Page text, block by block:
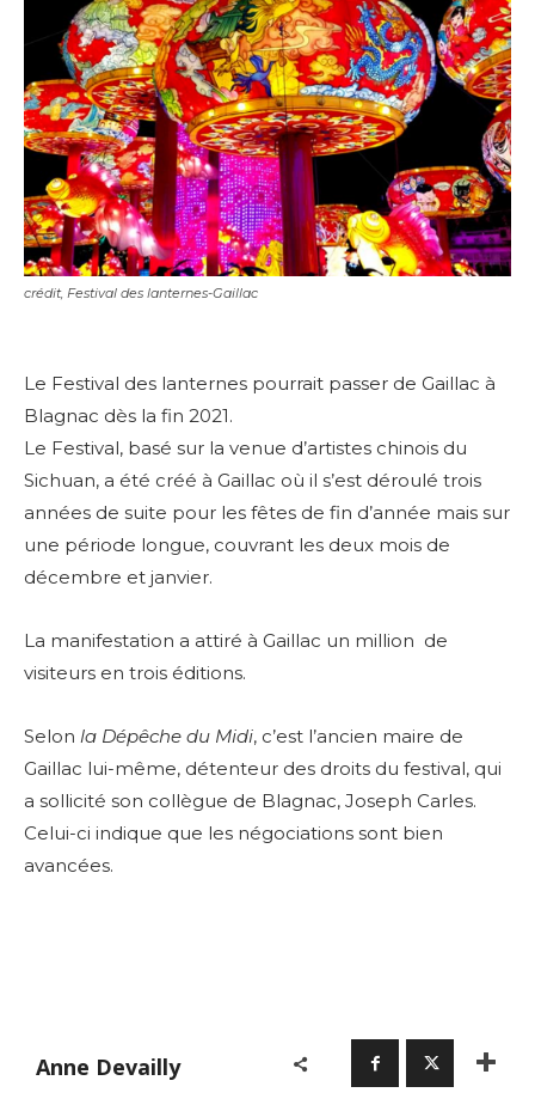
crédit, Festival des lanternes-Gaillac
Le Festival des lanternes pourrait passer de Gaillac à
Blagnac dès la fin 2021.
Le Festival, basé sur la venue d’artistes chinois du
Sichuan, a été créé à Gaillac où il s’est déroulé trois
années de suite pour les fêtes de fin d’année mais sur
une période longue, couvrant les deux mois de
décembre et janvier.
La manifestation a attiré à Gaillac un million de
visiteurs en trois éditions.
Selon la Dépêche du Midi, c’est l’ancien maire de
Gaillac lui-même, détenteur des droits du festival, qui
a sollicité son collègue de Blagnac, Joseph Carles.
Celui-ci indique que les négociations sont bien
avancées.
Anne Devailly